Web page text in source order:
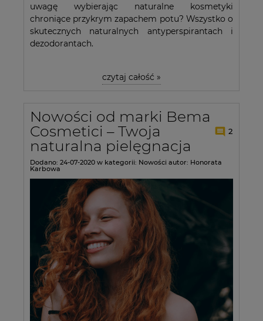
uwagę wybierając naturalne kosmetyki
chroniące przykrym zapachem potu? Wszystko o
skutecznych naturalnych antyperspirantach i
dezodorantach.
czytaj całość »
Nowości od marki Bema
Cosmetici – Twoja
naturalna pielęgnacja
2
Dodano: 24-07-2020 w kategorii: Nowości autor: Honorata
Karbowa